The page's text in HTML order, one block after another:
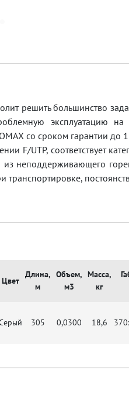
решить большинство
эксплуатацию
со сроком гарантии до
F/UTP, соответствует
из неподдерживающего
Цвет
Длина,
м
Объем,
м3
Масса,
кг
305 0,0300 18,6